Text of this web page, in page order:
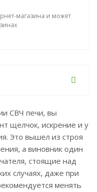
магазина и может
СВЧ печи, вы
щелчок, искрение и у
Это вышел из строя
а виновник один
стоящие над
случаях, даже при
менять